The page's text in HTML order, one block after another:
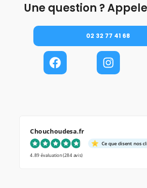
Une question ?
02 32 77 41 68
Chouchoudesa.fr
Ce que disent nos
4.89 évaluation(284 avis)